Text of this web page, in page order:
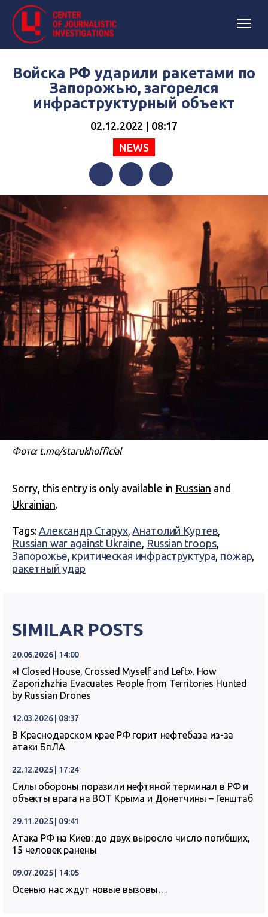
Войска РФ ударили ракетами по
Запорожью, загорелся
инфраструктурный объект
02.12.2022 | 08:17
NEWS
FacebookTwitterTelegram
Фото: t.me/starukhofficial
Sorry, this entry is only available in Russian and
Ukrainian.
Tags:Александр Старух,Анатолий Куртев,
Russian war against Ukraine, Russian troops,
Запорожье, критическая инфраструктура, пожар,
ракетный удар
SIMILAR POSTS
20.06.2026 | 14:00
«I Closed House, Crossed Myself and Left». How
Zaporizhzhia Evacuates People from Territories Hunted
by Russian Drones
12.03.2026 | 08:37
В Краснодарском крае РФ горит нефтебаза из-за
атаки БпЛА
22.12.2025 | 17:24
Силы обороны поразили нефтяной терминал в РФ и
объекты врага на ВОТ Крыма и Донетчины – Генштаб
29.11.2025 | 09:41
Атака РФ на Киев: до двух выросло число погибших,
15 человек ранены
09.07.2025 | 14:05
Осенью нас ждут новые вызовы…